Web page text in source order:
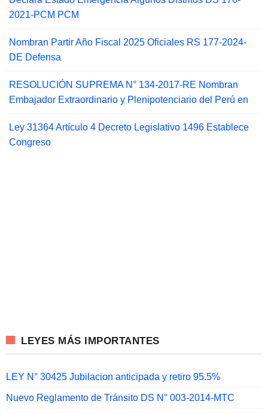
2021-PCM PCM
Nombran Partir Año Fiscal 2025 Oficiales RS 177-2024-
DE Defensa
RESOLUCIÓN SUPREMA N° 134-2017-RE Nombran
Embajador Extraordinario y Plenipotenciario del Perú en
Ley 31364 Artículo 4 Decreto Legislativo 1496 Establece
Congreso
LEYES MÁS IMPORTANTES
LEY N° 30425 Jubilacion anticipada y retiro 95.5%
Nuevo Reglamento de Tránsito DS N° 003-2014-MTC